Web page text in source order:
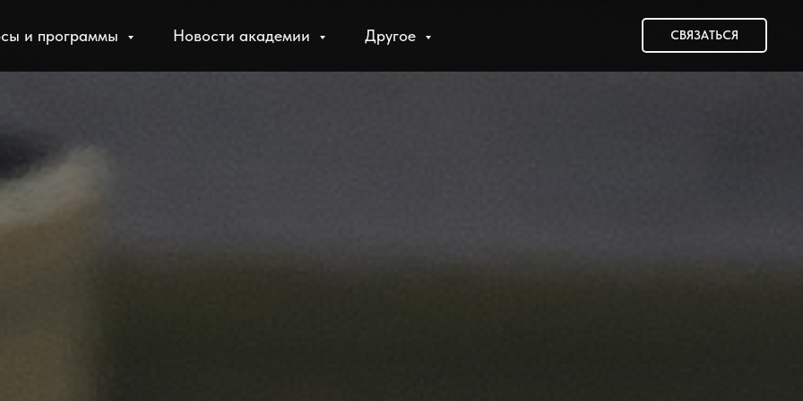
и программы Новости академии Другое СВЯЗАТЬСЯ